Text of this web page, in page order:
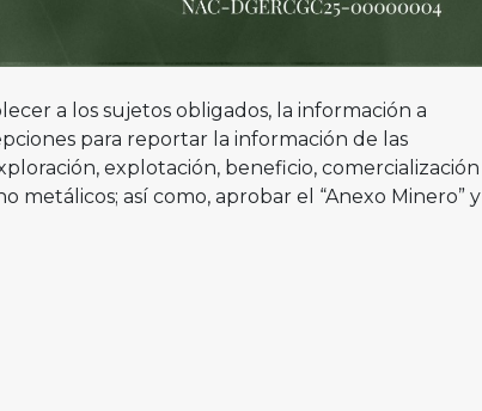
a los sujetos obligados, la información a
para reportar la información de las
explotación, beneficio, comercialización
metálicos; así como, aprobar el “Anexo Minero” y